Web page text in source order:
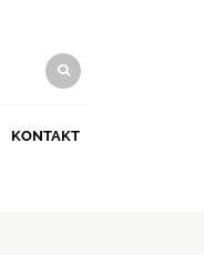
KONTAKT